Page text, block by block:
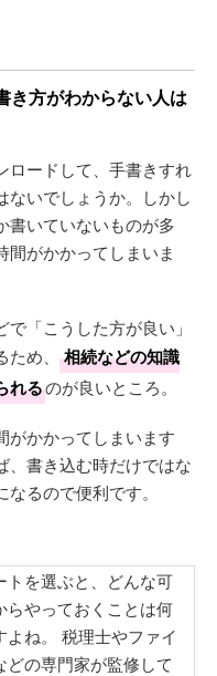
き方がわからない人は
ロードして、手書きすれ
ないでしょうか。しかし
書いていないものが多
間がかかってしまいま
「こうした方が良い」
め、
相続などの知識
れるのが良いところ。
がかかってしまいます
、書き込む時だけではな
るので便利です。
トを選ぶと、どんな可
らやっておくことは何
ね。 税理士やファイ
の専門家が監修して